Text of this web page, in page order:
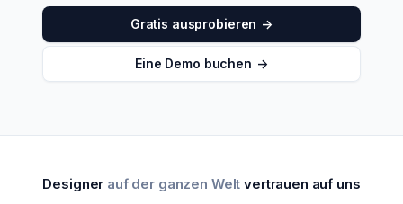
Gratis ausprobieren ->
Eine Demo buchen ->
Designer auf der ganzen Welt vertrauen auf uns